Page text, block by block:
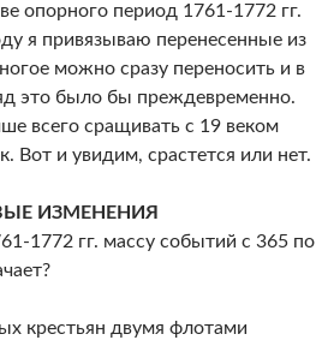
опорного период 1761-1772 гг.
я привязываю перенесенные из
можно сразу переносить и в
это было бы преждевременно.
всего сращивать с 19 веком
Вот и увидим, срастется или нет.
ИЗМЕНЕНИЯ
1772 гг. массу событий с 365 по
крестьян двумя флотами